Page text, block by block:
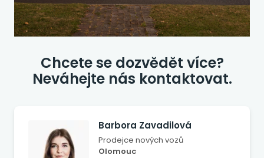
Chcete se dozvědět více?
Neváhejte nás kontaktovat.
Barbora Zavadilová
Prodejce nových vozů
Olomouc